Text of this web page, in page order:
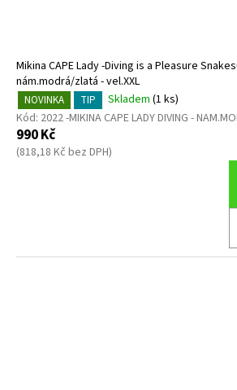
Mikina CAPE Lady -Diving is a Pleasure
nám.modrá/zlatá - vel.XXL
NOVINKA TIP Skladem (1 ks)
Kód: 2022 -MIKINA CAPE LADY DIVING -
990 Kč
(818,18 Kč bez DPH)